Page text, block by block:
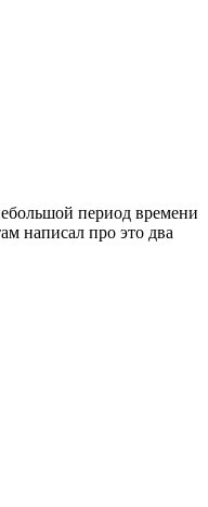
период времени
написал про это два